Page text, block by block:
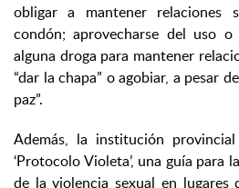
obligar a mantener relaciones
condón; aprovecharse del uso
alguna droga para mantener
“dar la chapa” o agobiar, a pesar
paz”.
Además, la institución
‘Protocolo Violeta’, una guía para
de la violencia sexual en lugares